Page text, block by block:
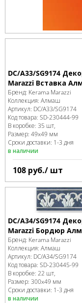
DC/A33/SG9174
Marazzi Вставка
Бренд: Kerama Marazzi
Коллекция: Алмаш
Артикул: DC/A33/SG9174
Код товара: SD-230444-99
В коробке: 35 шт,
Размер: 49x49 мм
Сроки доставки: 1-3 дня
в наличии
108 руб./ шт
DC/A34/SG9174
Marazzi Бордюр
Бренд: Kerama Marazzi
Коллекция: Алмаш
Артикул: DC/A34/SG9174
Код товара: SD-230445-99
В коробке: 22 шт,
Размер: 300x49 мм
Сроки доставки: 1-3 дня
в наличии